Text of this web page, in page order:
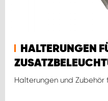
HALTERUNGEN
Halterungen und Zubehör